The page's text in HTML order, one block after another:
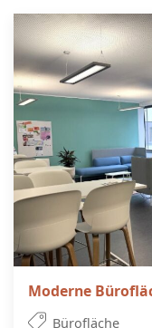
Moderne
Bürofläche